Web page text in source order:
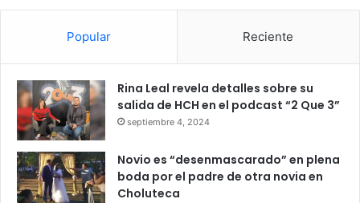
Popular Reciente
Rina Leal revela detalles sobre su
salida de HCH en el podcast “2 Que 3”
septiembre 4, 2024
Novio es “desenmascarado” en plena
boda por el padre de otra novia en
Choluteca